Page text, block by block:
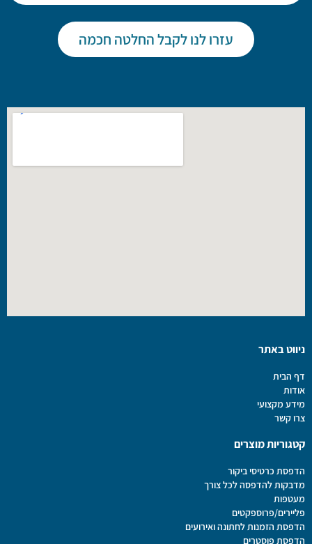
עזרו לנו לקבל החלטה חכמה
קטגוריות מוצרים
הדפסת כרטיסי ביקור
מדבקות להדפסה לכל צורך
מעטפות
פליירים/פרוספקטים
הדפסת הזמנות לחתונה ואירועים
הדפסת פוסטרים
ניווט באתר
דף הבית
אודות
מידע מקצועי
צרו קשר